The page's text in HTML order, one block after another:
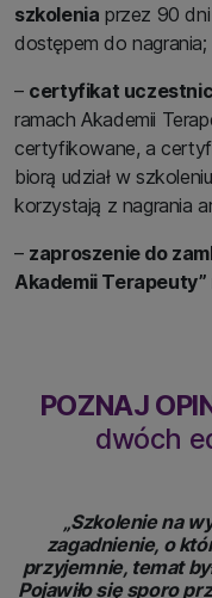
szkolenia przez 90
dostępem do nagrania;
– certyfikat
ramach Akademii
certyfikowane, a
biorą udział w
korzystają z nagrania
– zaproszenie do
Akademii
POZNAJ
dwóch
„Szkolenie na
zagadnienie, o
przyjemnie, temat
Pojawiło się sporo